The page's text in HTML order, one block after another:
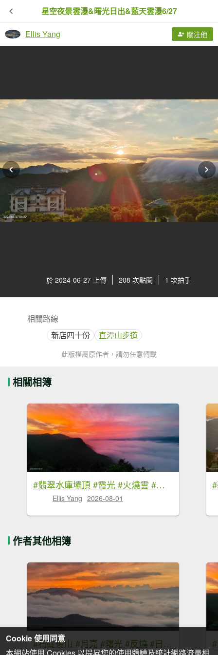
星空夜景雲瀑&曙光日出&藍天雲瀑6/27
Ellis Yang 關注他
於 2024-06-27 上傳 208 次點閱 1 次拍手
相關路線
新店四十份
直潭山步道
此版權屬原作者，請勿任意轉載
相關相簿
#翡翠水庫壩頂 #霞光 #火燒雲 #日出 #雲海 #山羌 8/1&5&6
Ellis Yang 2026-08-01
作者其他相簿
#石碇後山 #月亮 #曙光 #反燒 #日出 #雲海 8/3
Cookie 使用同意